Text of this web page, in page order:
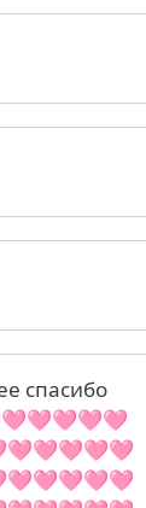
спасибо